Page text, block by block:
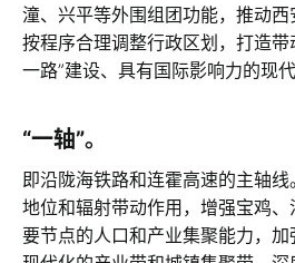
潼、兴平等外围组团功能，推动
按程序合理调整行政区划，打造
一路”建设、具有国际影响力的现代
“一轴”。
即沿陇海铁路和连霍高速的主轴
地位和辐射带动作用，增强宝鸡
要节点的人口和产业集聚能力，